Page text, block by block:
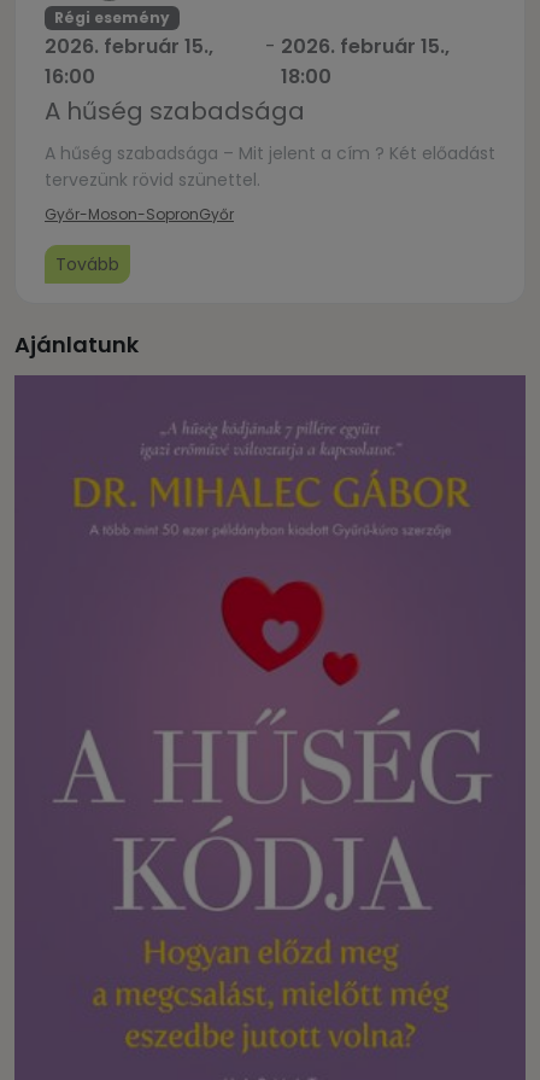
Régi esemény
2026. február 15.,
16:00
- 2026. február 15.,
18:00
A hűség szabadsága
A hűség szabadsága – Mit jelent a cím ? Két előadást
tervezünk rövid szünettel.
Győr-Moson-SopronGyőr
Tovább
Ajánlatunk